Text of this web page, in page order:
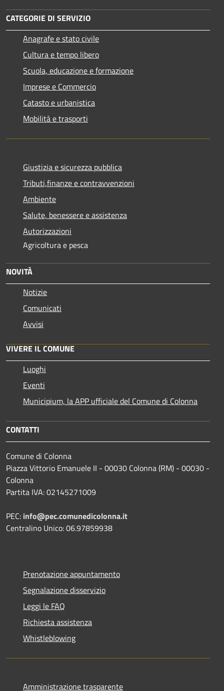
CATEGORIE DI SERVIZIO
Anagrafe e stato civile
Cultura e tempo libero
Scuola, educazione e formazione
Imprese e Commercio
Catasto e urbanistica
Mobilità e trasporti
Giustizia e sicurezza pubblica
Tributi,finanze e contravvenzioni
Ambiente
Salute, benessere e assistenza
Autorizzazioni
Agricoltura e pesca
NOVITÀ
Notizie
Comunicati
Avvisi
VIVERE IL COMUNE
Luoghi
Eventi
Municipium, la APP ufficiale del Comune di Colonna
CONTATTI
Comune di Colonna
Piazza Vittorio Emanuele II - 00030 Colonna (RM) - 00030 -
Colonna
Partita IVA: 02145271009
PEC: info@pec.comunedicolonna.it
Centralino Unico: 06.97859938
Prenotazione appuntamento
Segnalazione disservizio
Leggi le FAQ
Richiesta assistenza
Whistleblowing
Amministrazione trasparente